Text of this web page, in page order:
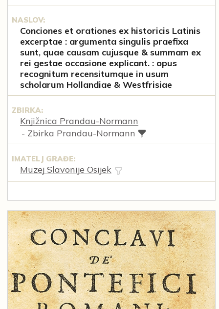
NASLOV:
Conciones et orationes ex historicis Latinis
excerptae : argumenta singulis praefixa
sunt, quae causam cujusque & summam ex
rei gestae occasione explicant. : opus
recognitum recensitumque in usum
scholarum Hollandiae & Westfrisiae
ZBIRKA:
Knjižnica Prandau-Normann
- Zbirka Prandau-Normann
IMATELJ GRAĐE:
Muzej Slavonije Osijek